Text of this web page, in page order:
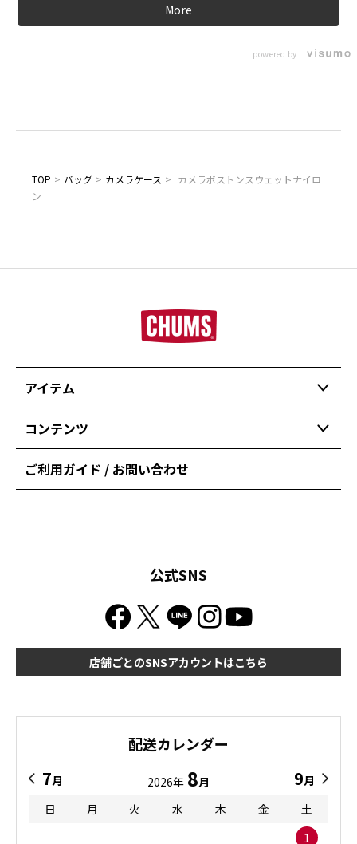
More
powered by
TOP > バッグ > カメラケース > カメラボストンスウェットナイロ
ン
アイテム
コンテンツ
ご利用ガイド / お問い合わせ
公式SNS
店舗ごとのSNSアカウントはこちら
配送カレンダー
7月 2026年 8月 9月
日
月 火 水 木 金
土
1